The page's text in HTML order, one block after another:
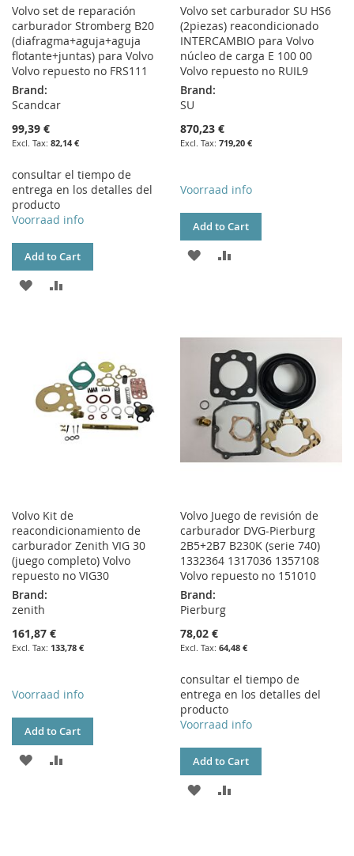
Volvo set de reparación
carburador Stromberg B20
(diafragma+aguja+aguja
flotante+juntas) para Volvo
Volvo repuesto no FRS111
Brand:
Scandcar
99,39 €
82,14 €
consultar el tiempo de
entrega en los detalles del
producto
Voorraad info
Add to Cart
ADD
Volvo set carburador SU HS6
(2piezas) reacondicionado
INTERCAMBIO para Volvo
núcleo de carga E 100 00
Volvo repuesto no RUIL9
Brand:
SU
870,23 €
719,20 €
Voorraad info
Add to Cart
ADD
LIST
Volvo Kit de
reacondicionamiento de
carburador Zenith VIG 30
(juego completo) Volvo
repuesto no VIG30
Brand:
zenith
161,87 €
133,78 €
Voorraad info
Add to Cart
ADD
Volvo Juego de revisión de
carburador DVG-Pierburg
2B5+2B7 B230K (serie 740)
1332364 1317036 1357108
Volvo repuesto no 151010
Brand:
Pierburg
78,02 €
64,48 €
consultar el tiempo de
entrega en los detalles del
producto
Voorraad info
Add to Cart
ADD